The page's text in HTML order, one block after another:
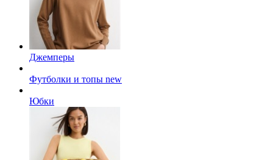
Джемперы
Футболки и топы new
Юбки